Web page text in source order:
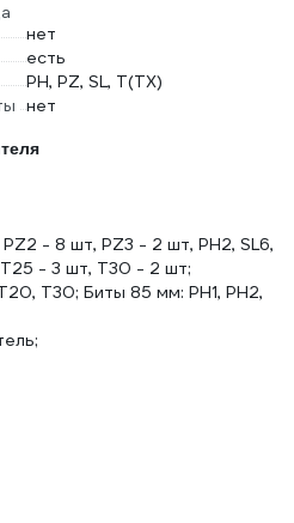
нет
есть
PH, PZ, SL, T(TX)
нет
- 8 шт, PZ3 - 2 шт, PH2, SL6,
- 3 шт, T30 - 2 шт;
T30; Биты 85 мм: PH1, PH2,